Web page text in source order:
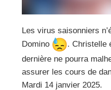
Les virus saisonniers
Domino
. Christelle
dernière ne pourra
assurer les cours de
Mardi 14 janvier 2025.